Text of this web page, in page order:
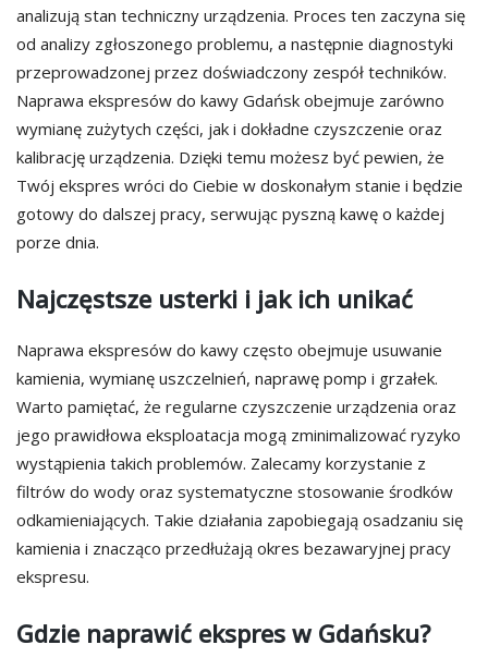
analizują stan techniczny urządzenia. Proces ten zaczyna się
od analizy zgłoszonego problemu, a następnie diagnostyki
przeprowadzonej przez doświadczony zespół techników.
Naprawa ekspresów do kawy Gdańsk obejmuje zarówno
wymianę zużytych części, jak i dokładne czyszczenie oraz
kalibrację urządzenia. Dzięki temu możesz być pewien, że
Twój ekspres wróci do Ciebie w doskonałym stanie i będzie
gotowy do dalszej pracy, serwując pyszną kawę o każdej
porze dnia.
Najczęstsze usterki i jak ich unikać
Naprawa ekspresów do kawy często obejmuje usuwanie
kamienia, wymianę uszczelnień, naprawę pomp i grzałek.
Warto pamiętać, że regularne czyszczenie urządzenia oraz
jego prawidłowa eksploatacja mogą zminimalizować ryzyko
wystąpienia takich problemów. Zalecamy korzystanie z
filtrów do wody oraz systematyczne stosowanie środków
odkamieniających. Takie działania zapobiegają osadzaniu się
kamienia i znacząco przedłużają okres bezawaryjnej pracy
ekspresu.
Gdzie naprawić ekspres w Gdańsku?